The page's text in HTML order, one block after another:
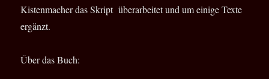
Kistenmacher das Skript überarbeitet und um einige Texte
ergänzt.
Über das Buch: